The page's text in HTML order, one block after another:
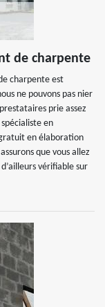
de charpente
charpente est
ne pouvons pas nier
prie assez
en
en élaboration
que vous allez
vérifiable sur